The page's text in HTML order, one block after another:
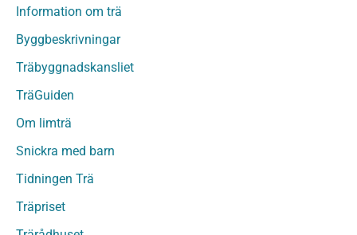
Fanerträ Obehandlat
Träpanel och Utvändig beklädnad Behandlat
Träpanel och utvändig beklädnad Obehandlat
Trägolv
Sågat virke
Sågat virke Behandlat
Övriga träprodukter
Information om trä
Byggbeskrivningar
Träbyggnadskansliet
TräGuiden
Om limträ
Snickra med barn
Tidningen Trä
Träpriset